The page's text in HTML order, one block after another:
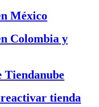
México
Colombia y
Tiendanube
tienda